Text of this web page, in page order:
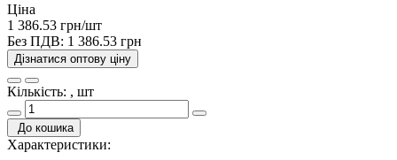
Ціна
1 386.53 грн/шт
Без ПДВ: 1 386.53 грн
Дізнатися оптову ціну
Кількість: , шт
До кошика
Характеристики: